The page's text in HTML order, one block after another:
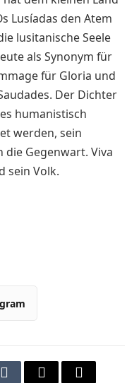
Lusíadas den Atem
lusitanische Seele
als Synonym für
für Gloria und
Der Dichter
humanistisch
werden, sein
die Gegenwart. Viva
sein Volk.
TumblrEmail
Copy